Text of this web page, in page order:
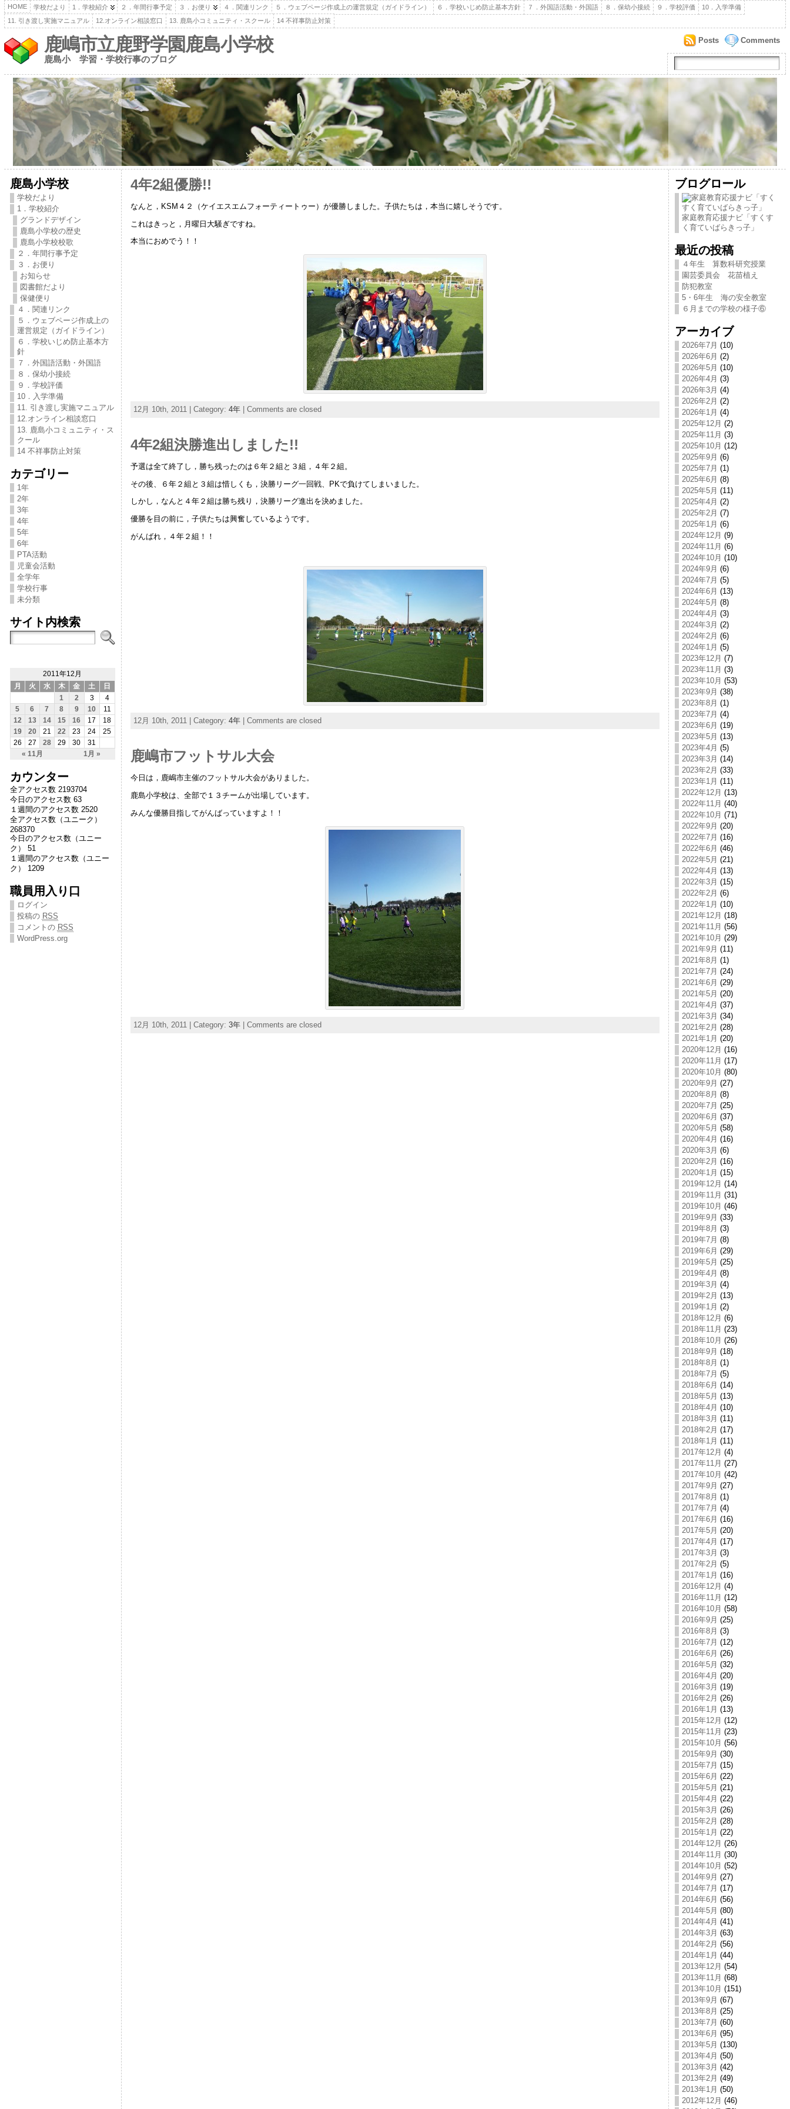
HOME 学校だより 1．学校紹介 ２．年間行事予定 ３．お便り ４．関連リンク ５．ウェブページ作成上の運営規定（ガイドライン） ６．学校いじめ防止基本方針 ７．外国語活動・外国語 ８．保幼小接続 ９．学校評価
10．入学準備
11. 引き渡し実施マニュアル
12.オンライン相談窓口 13. 鹿島小コミュニティ・スクール 14 不祥事防止対策
鹿嶋市立鹿野学園鹿島小学校
鹿島小 学習・学校行事のブログ
Comments
Posts
鹿島小学校
学校だより
1．学校紹介
グランドデザイン
鹿島小学校の歴史
鹿島小学校校歌
２．年間行事予定
３．お便り
お知らせ
図書館だより
保健便り
４．関連リンク
５．ウェブページ作成上の
運営規定（ガイドライン）
６．学校いじめ防止基本方
針
７．外国語活動・外国語
８．保幼小接続
９．学校評価
10．入学準備
11. 引き渡し実施マニュアル
12.オンライン相談窓口
13. 鹿島小コミュニティ・ス
クール
14 不祥事防止対策
カテゴリー
1年
2年
3年
4年
5年
6年
PTA活動
児童会活動
全学年
学校行事
未分類
サイト内検索
2011年12月
月
火 水 木 金 土 日
« 11月 1月 »
1 2 3
4
5
6 7 8 9 10
11
12
13 14 15 16 17
18
19
20 21 22 23 24
25
26
27 28 29 30 31
カウンター
全アクセス数 2193704
今日のアクセス数 63
１週間のアクセス数 2520
全アクセス数（ユニーク）
268370
今日のアクセス数（ユニー
ク） 51
１週間のアクセス数（ユニー
ク） 1209
職員用入り口
ログイン
投稿の RSS
コメントの RSS
WordPress.org
4年2組優勝!!
なんと，KSM４２（ケイエスエムフォーティートゥー）が優勝しました。子供たちは，本当に嬉しそうです。
これはきっと，月曜日大騒ぎですね。
本当におめでう！！
12月 10th, 2011 | Category: 4年| Comments are closed
4年2組決勝進出しました!!
予選は全て終了し，勝ち残ったのは６年２組と３組，４年２組。
その後、６年２組と３組は惜しくも，決勝リーグ一回戦、PKで負けてしまいました。
しかし，なんと４年２組は勝ち残り，決勝リーグ進出を決めました。
優勝を目の前に，子供たちは興奮しているようです。
がんばれ，４年２組！！
12月 10th, 2011 | Category: 4年| Comments are closed
鹿嶋市フットサル大会
今日は，鹿嶋市主催のフットサル大会がありました。
鹿島小学校は、全部で１３チームが出場しています。
みんな優勝目指してがんばっていますよ！！
12月 10th, 2011 | Category: 3年| Comments are closed
ブログロール
家庭教育応援ナビ「すくす
く育ていばらきっ子」
最近の投稿
４年生 算数科研究授業
園芸委員会 花苗植え
防犯教室
5・6年生 海の安全教室
６月までの学校の様子⑥
アーカイブ
2026年7月 (10)
2026年6月 (2)
2026年5月 (10)
2026年4月 (3)
2026年3月 (4)
2026年2月 (2)
2026年1月 (4)
2025年12月 (2)
2025年11月 (3)
2025年10月 (12)
2025年9月 (6)
2025年7月 (1)
2025年6月 (8)
2025年5月 (11)
2025年4月 (2)
2025年2月 (7)
2025年1月 (6)
2024年12月 (9)
2024年11月 (6)
2024年10月 (10)
2024年9月 (6)
2024年7月 (5)
2024年6月 (13)
2024年5月 (8)
2024年4月 (3)
2024年3月 (2)
2024年2月 (6)
2024年1月 (5)
2023年12月 (7)
2023年11月 (3)
2023年10月 (53)
2023年9月 (38)
2023年8月 (1)
2023年7月 (4)
2023年6月 (19)
2023年5月 (13)
2023年4月 (5)
2023年3月 (14)
2023年2月 (33)
2023年1月 (11)
2022年12月 (13)
2022年11月 (40)
2022年10月 (71)
2022年9月 (20)
2022年7月 (16)
2022年6月 (46)
2022年5月 (21)
2022年4月 (13)
2022年3月 (15)
2022年2月 (6)
2022年1月 (10)
2021年12月 (18)
2021年11月 (56)
2021年10月 (29)
2021年9月 (11)
2021年8月 (1)
2021年7月 (24)
2021年6月 (29)
2021年5月 (20)
2021年4月 (37)
2021年3月 (34)
2021年2月 (28)
2021年1月 (20)
2020年12月 (16)
2020年11月 (17)
2020年10月 (80)
2020年9月 (27)
2020年8月 (8)
2020年7月 (25)
2020年6月 (37)
2020年5月 (58)
2020年4月 (16)
2020年3月 (6)
2020年2月 (16)
2020年1月 (15)
2019年12月 (14)
2019年11月 (31)
2019年10月 (46)
2019年9月 (33)
2019年8月 (3)
2019年7月 (8)
2019年6月 (29)
2019年5月 (25)
2019年4月 (8)
2019年3月 (4)
2019年2月 (13)
2019年1月 (2)
2018年12月 (6)
2018年11月 (23)
2018年10月 (26)
2018年9月 (18)
2018年8月 (1)
2018年7月 (5)
2018年6月 (14)
2018年5月 (13)
2018年4月 (10)
2018年3月 (11)
2018年2月 (17)
2018年1月 (11)
2017年12月 (4)
2017年11月 (27)
2017年10月 (42)
2017年9月 (27)
2017年8月 (1)
2017年7月 (4)
2017年6月 (16)
2017年5月 (20)
2017年4月 (17)
2017年3月 (3)
2017年2月 (5)
2017年1月 (16)
2016年12月 (4)
2016年11月 (12)
2016年10月 (58)
2016年9月 (25)
2016年8月 (3)
2016年7月 (12)
2016年6月 (26)
2016年5月 (32)
2016年4月 (20)
2016年3月 (19)
2016年2月 (26)
2016年1月 (13)
2015年12月 (12)
2015年11月 (23)
2015年10月 (56)
2015年9月 (30)
2015年7月 (15)
2015年6月 (22)
2015年5月 (21)
2015年4月 (22)
2015年3月 (26)
2015年2月 (28)
2015年1月 (22)
2014年12月 (26)
2014年11月 (30)
2014年10月 (52)
2014年9月 (27)
2014年7月 (17)
2014年6月 (56)
2014年5月 (80)
2014年4月 (41)
2014年3月 (63)
2014年2月 (56)
2014年1月 (44)
2013年12月 (54)
2013年11月 (68)
2013年10月 (151)
2013年9月 (67)
2013年8月 (25)
2013年7月 (60)
2013年6月 (95)
2013年5月 (130)
2013年4月 (50)
2013年3月 (42)
2013年2月 (49)
2013年1月 (50)
2012年12月 (46)